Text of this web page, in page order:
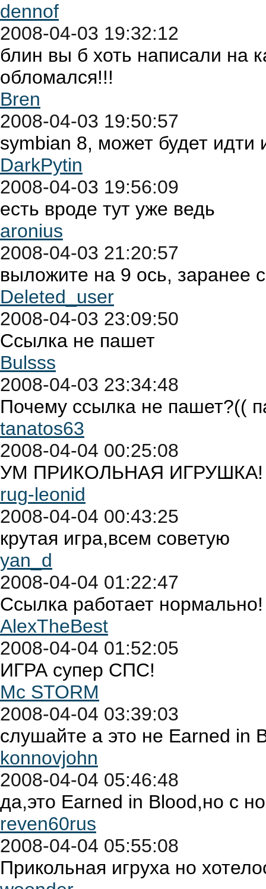
dennof
2008-04-03 19:32:12
блин вы б хоть написали на
обломался!!!
Bren
2008-04-03 19:50:57
symbian 8, может будет идти
DarkPytin
2008-04-03 19:56:09
есть вроде тут уже ведь
aronius
2008-04-03 21:20:57
выложите на 9 ось, заранее
Deleted_user
2008-04-03 23:09:50
Ссылка не пашет
Bulsss
2008-04-03 23:34:48
Почему ссылка не пашет?((
tanatos63
2008-04-04 00:25:08
УМ ПРИКОЛЬНАЯ
rug-leonid
2008-04-04 00:43:25
крутая игра,всем советую
yan_d
2008-04-04 01:22:47
Ссылка работает нормально!
AlexTheBest
2008-04-04 01:52:05
ИГРА супер СПС!
Mc STORM
2008-04-04 03:39:03
слушайте а это не Earned in
konnovjohn
2008-04-04 05:46:48
да,это Earned in Blood,но с
reven60rus
2008-04-04 05:55:08
Прикольная игруха но